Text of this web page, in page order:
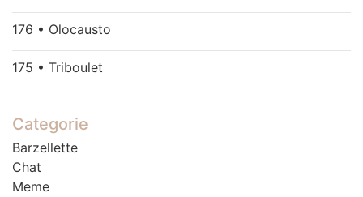
176 • Olocausto
175 • Triboulet
Categorie
Barzellette
Chat
Meme